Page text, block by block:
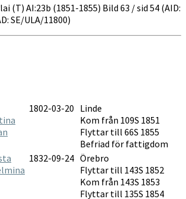
(T) AI:23b (1851-1855) Bild 63 / sid 54 (AID:
SE/ULA/11800)
1802-03-20 Linde
Kom från 109S 1851
Flyttar till 66S 1855
Befriad för fattigdom
1832-09-24 Örebro
Flyttar till 143S 1852
Kom från 143S 1853
Flyttar till 135S 1854